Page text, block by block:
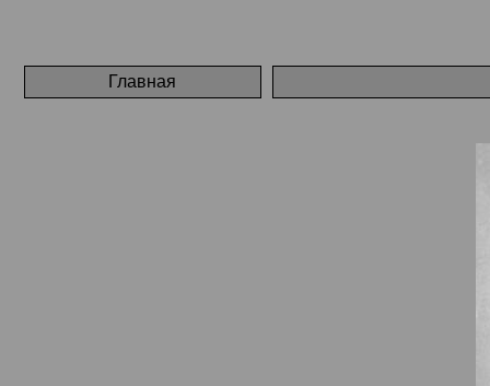
Главная